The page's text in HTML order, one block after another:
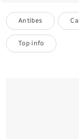
Antibes
Top info